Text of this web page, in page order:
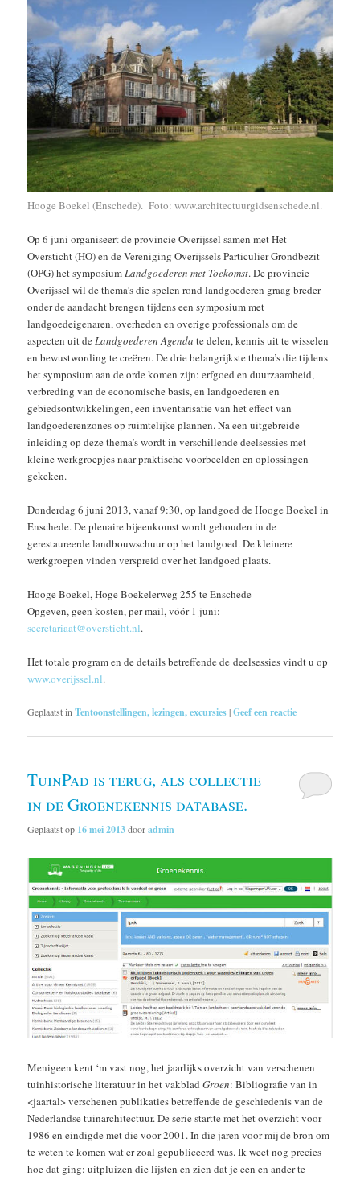
Hooge Boekel (Enschede). Foto: www.architectuurgidsenschede.nl.
Op 6 juni organiseert de provincie Overijssel samen met Het
Oversticht (HO) en de Vereniging Overijssels Particulier Grondbezit
(OPG) het symposiumLandgoederen met Toekomst. De provincie
Overijssel wil de thema’s die spelen rond landgoederen graag breder
onder de aandacht brengen tijdens een symposium met
landgoedeigenaren, overheden en overige professionals om de
aspecten uit deLandgoederen Agenda te delen, kennis uit te wisselen
en bewustwording te creëren. De drie belangrijkste thema’s die tijdens
het symposium aan de orde komen zijn: erfgoed en duurzaamheid,
verbreding van de economische basis, en landgoederen en
gebiedsontwikkelingen, een inventarisatie van het effect van
landgoederenzones op ruimtelijke plannen. Na een uitgebreide
inleiding op deze thema’s wordt in verschillende deelsessies met
kleine werkgroepjes naar praktische voorbeelden en oplossingen
gekeken.
Donderdag 6 juni 2013, vanaf 9:30, op landgoed de Hooge Boekel in
Enschede. De plenaire bijeenkomst wordt gehouden in de
gerestaureerde landbouwschuur op het landgoed. De kleinere
werkgroepen vinden verspreid over het landgoed plaats.
Hooge Boekel, Hoge Boekelerweg 255 te Enschede
Opgeven, geen kosten, per mail, vóór 1 juni:
secretariaat@oversticht.nl.
Het totale program en de details betreffende de deelsessies vindt u op
www.overijssel.nl.
Geplaatst inTentoonstellingen, lezingen, excursies|Geef een reactie
TuinPad is terug, als collectie
in de Groenekennis database.
Geplaatst op 16 mei 2013dooradmin
Menigeen kent ‘m vast nog, het jaarlijks overzicht van verschenen
tuinhistorische literatuur in het vakbladGroen: Bibliografie van in
<jaartal> verschenen publikaties betreffende de geschiedenis van de
Nederlandse tuinarchitectuur. De serie startte met het overzicht voor
1986 en eindigde met die voor 2001. In die jaren voor mij de bron om
te weten te komen wat er zoal gepubliceerd was. Ik weet nog precies
hoe dat ging: uitpluizen die lijsten en zien dat je een en ander te